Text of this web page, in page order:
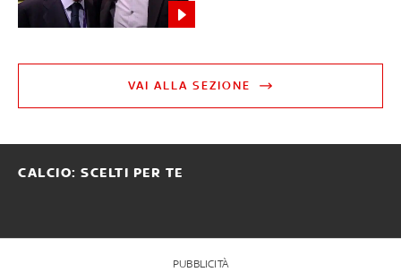
VAI ALLA SEZIONE
CALCIO: SCELTI PER TE
PUBBLICITÀ